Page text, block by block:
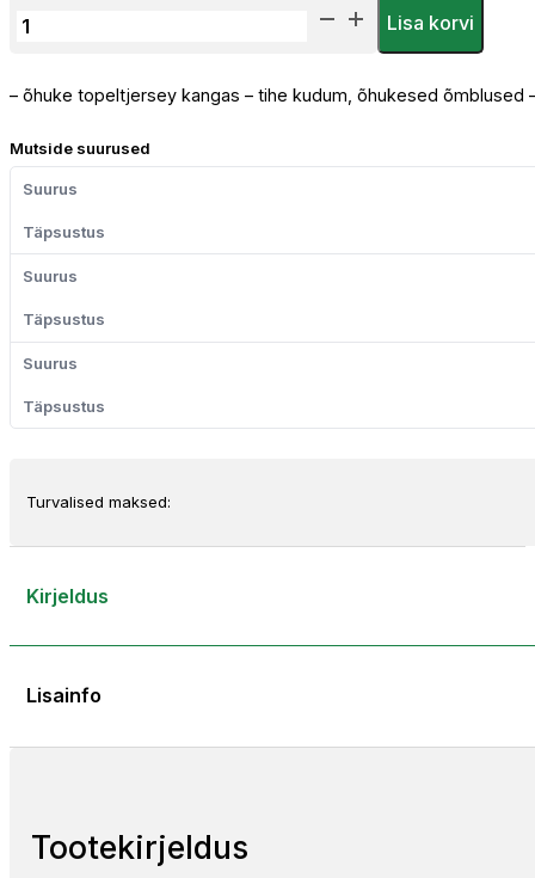
Kiivri
Lisa korvi
– õhuke topeltjersey kangas – tihe kudum, õhukesed õmblused
Mutside suurused
Suurus
Turvalised maksed:
Kirjeldus
Lisainfo
Tootekirjeldus